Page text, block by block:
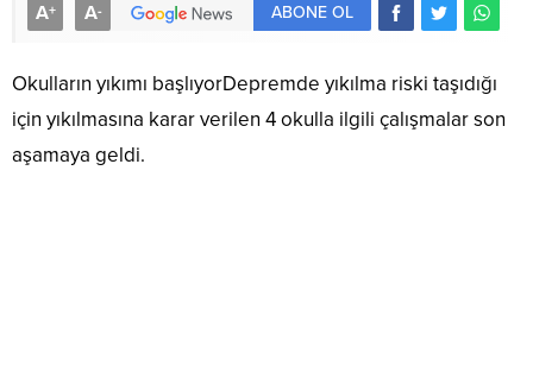
A+ A- ABONE OL
Okulların yıkımı başlıyorDepremde yıkılma riski taşıdığı
için yıkılmasına karar verilen 4 okulla ilgili çalışmalar son
aşamaya geldi.